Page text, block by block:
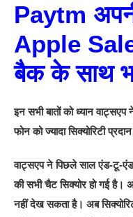
Paytm
Apple
बैक के साथ
इन सभी बातों को ध्यान
फोन को ज्यादा सिक्योरिटी
वाट्सएप ने पिछले साल एंड-टू-
की सभी चैट सिक्योर हो गई है।
नहीं देख सकता है। अब